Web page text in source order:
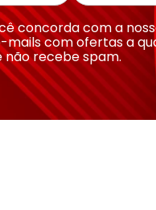
concorda com a
com ofertas a
não recebe spam.